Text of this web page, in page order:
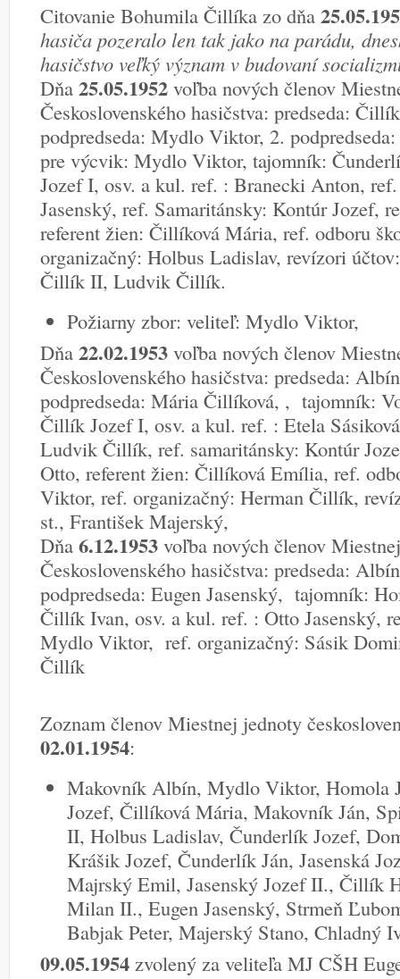
Citovanie Bohumila Čillíka zo dňa
hasiča pozeralo len tak jako na parádu,
hasičstvo veľký význam v budovaní
Dňa 25.05.1952voľba nových členov
Československého hasičstva: predseda:
podpredseda: Mydlo Viktor, 2.
pre výcvik: Mydlo Viktor, tajomník:
Jozef I, osv. a kul. ref. : Branecki Anton,
Jasenský, ref. Samaritánsky: Kontúr Jozef,
referent žien: Čillíková Mária, ref. odboru
organizačný: Holbus Ladislav, revízori
Čillík II, Ludvik Čillík.
Požiarny zbor: veliteľ: Mydlo Viktor,
Dňa 22.02.1953voľba nových členov
Československého hasičstva: predseda:
podpredseda: Mária Čillíková, , tajomník:
Čillík Jozef I, osv. a kul. ref. : Etela
Ludvik Čillík, ref. samaritánsky: Kontúr
Otto, referent žien: Čillíková Emília, ref.
Viktor, ref. organizačný: Herman Čillík,
st., František Majerský,
Dňa 6.12.1953voľba nových členov
Československého hasičstva: predseda:
podpredseda: Eugen Jasenský, tajomník:
Čillík Ivan, osv. a kul. ref. : Otto Jasenský,
Mydlo Viktor, ref. organizačný: Sásik
Čillík
Zoznam členov Miestnej jednoty
02.01.1954:
Makovník Albín, Mydlo Viktor, Homola
Jozef, Čillíková Mária, Makovník Ján,
II, Holbus Ladislav, Čunderlík Jozef,
Krášik Jozef, Čunderlík Ján, Jasenská
Majrský Emil, Jasenský Jozef II., Čillík
Milan II., Eugen Jasenský, Strmeň
Babjak Peter, Majerský Stano, Chladný
09.05.1954zvolený za veliteľa MJ CŠH